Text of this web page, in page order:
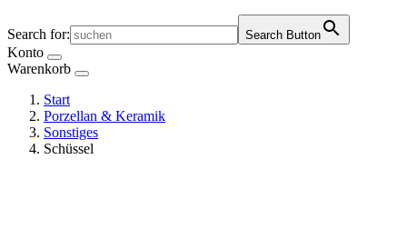
Search for: Search Button
Konto
Warenkorb
Start
Porzellan & Keramik
Sonstiges
Schüssel